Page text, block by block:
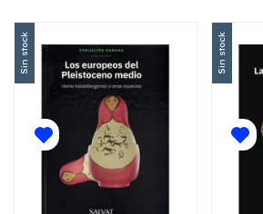
Sin stock Sin stock